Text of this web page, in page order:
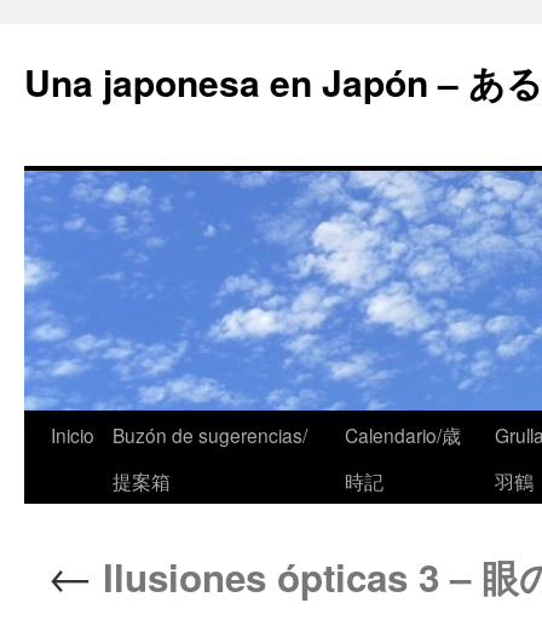
Una japonesa en Japón – あ
Inicio
Buzón de sugerencias/
提案箱
Calendario/歳
時記
羽鶴
← Ilusiones ópticas 3 – 眼